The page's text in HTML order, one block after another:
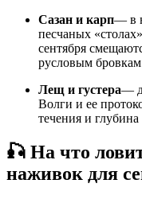
Сазан и карп— в
песчаных
сентября
русловым
Лещ и густера—
Волги и ее
течения и
🎣 На что
наживок для